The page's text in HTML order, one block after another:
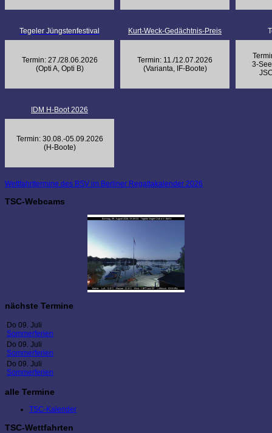
Tegeler Jüngstenfestival Kurt-Weck-Gedächtnis-Preis
Termin: 27./28.06.2026
(Opti A, Opti B)
Termin: 11./12.07.2026
(Varianta, IF-Boote)
3-
IDM H-Boot 2026
Termin: 30.08.-05.09.2026
(H-Boote)
Wettfahrttermine des BSV im Berliner Regattakalender 2026
TSC-Webcams
nächste Termine
Do 09. Juli
Sommerferien
Do 09. Juli
Sommerferien
Do 09. Juli
Sommerferien
alle Termine
TSC-Kalender
TSC-Wettfahrten